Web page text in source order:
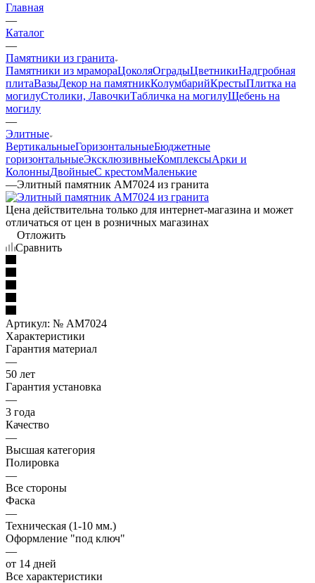
Главная
—
Каталог
—
Памятники из гранита
Памятники из мрамораЦоколяОградыЦветникиНадгробная
плитаВазыДекор на памятникКолумбарийКрестыПлитка на
могилуСтолики, ЛавочкиТабличка на могилуЩебень на
могилу
—
Элитные
ВертикальныеГоризонтальныеБюджетные
горизонтальныеЭксклюзивныеКомплексыАрки и
КолонныДвойныеС крестомМаленькие
—Элитный памятник AM7024 из гранита
Цена действительна только для интернет-магазина и может
отличаться от цен в розничных магазинах
Отложить
Сравнить
Артикул: № AM7024
Характеристики
Гарантия материал
—
50 лет
Гарантия установка
—
3 года
Качество
—
Высшая категория
Полировка
—
Все стороны
Фаска
—
Техническая (1-10 мм.)
Оформление "под ключ"
—
от 14 дней
Все характеристики